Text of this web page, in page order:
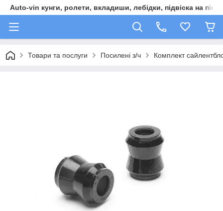
Auto-vin кунги, ролети, вкладиши, лебідки, підвіска на пікап
Товари та послуги Посилені з/ч Комплект